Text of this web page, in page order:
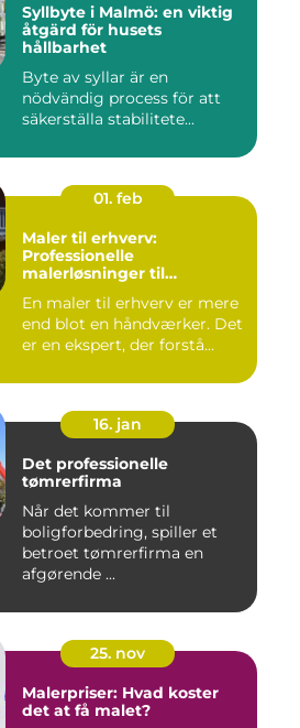
Syllbyte i Malmö: en viktig
åtgärd för husets
hållbarhet
Byte av syllar är en
nödvändig process för att
säkerställa stabilitete...
01. feb
Maler til erhverv:
Professionelle
malerløsninger til
En maler til erhverv er mere
end blot en håndværker. Det
er en ekspert, der forstå...
16. jan
Det professionelle
tømrerfirma
Når det kommer til
boligforbedring, spiller et
betroet tømrerfirma en
afgørende ...
25. nov
Malerpriser: Hvad koster
det at få malet?